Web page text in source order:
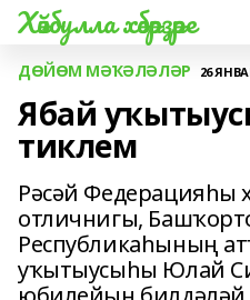
Хәйбулла хәбәрҙәре
ДӨЙӨМ МӘҠӘЛӘЛӘР 26
Ябай
тиклем
Рәсәй Федерацияһы
отличнигы,
Республикаһының
уҡытыусыһы Юлай